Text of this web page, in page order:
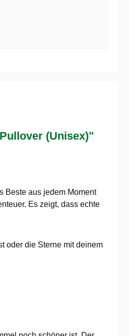
(Unisex)"
Beste aus jedem Moment
Es zeigt, dass echte
oder die Sterne mit deinem